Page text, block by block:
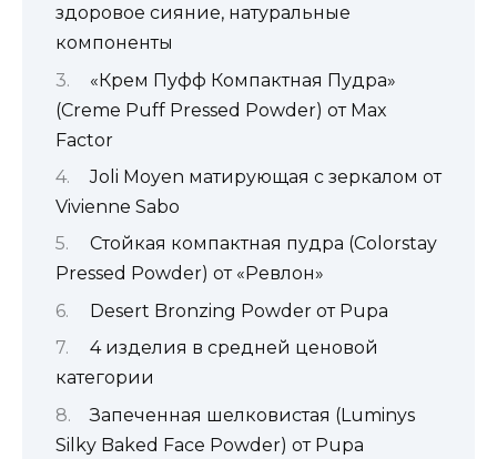
здоровое сияние, натуральные
компоненты
«Крем Пуфф Компактная Пудра»
(Creme Puff Pressed Powder) от Max
Factor
Joli Moyen матирующая с зеркалом от
Vivienne Sabo
Стойкая компактная пудра (Colorstay
Pressed Powder) от «Ревлон»
Desert Bronzing Powder от Pupa
4 изделия в средней ценовой
категории
Запеченная шелковистая (Luminys
Silky Baked Face Powder) от Pupa